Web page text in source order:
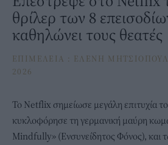
θρίλερ των 8
καθηλώνει τους θεατές
ΕΠΙΜΕΛΕΙΑ : ΕΛΕΝΗ
2026
Το Netflix σημείωσε μεγάλη επιτυχία
κυκλοφόρησε τη γερμανική μαύρη
Mindfully» (Ενσυνείδητος Φόνος), και